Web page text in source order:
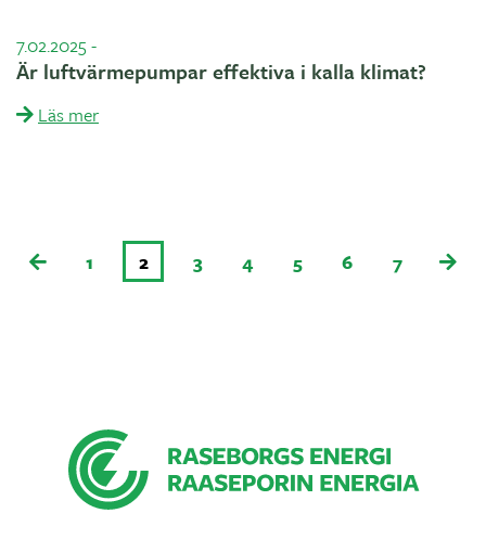
7.02.2025-
Är luftvärmepumpar effektiva i kalla klimat?
Läs mer
1 2 3 4 5 6 7